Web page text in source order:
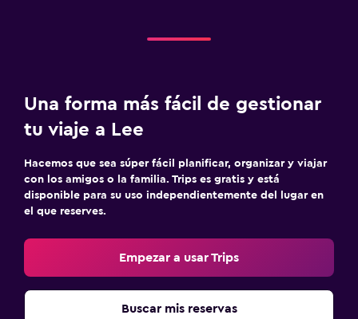
Una forma más fácil de gestionar
tu viaje a Lee
Hacemos que sea súper fácil planificar, organizar y viajar
con los amigos o la familia. Trips es gratis y está
disponible para su uso independientemente del lugar en
el que reserves.
Empezar a usar Trips
Buscar mis reservas